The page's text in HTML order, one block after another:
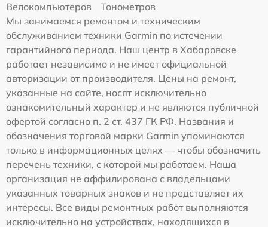
Велокомпьютеров
Тонометров
Мы занимаемся ремонтом и техническим
обслуживанием техники Garmin по истечении
гарантийного периода. Наш центр в Хабаровске
работает независимо и не имеет официальной
авторизации от производителя. Цены на ремонт,
указанные на сайте, носят исключительно
ознакомительный характер и не являются публичной
офертой согласно п. 2 ст. 437 ГК РФ. Названия и
обозначения торговой марки Garmin упоминаются
только в информационных целях — чтобы обозначить
перечень техники, с которой мы работаем. Наша
организация не аффилирована с владельцами
указанных товарных знаков и не представляет их
интересы. Все виды ремонтных работ выполняются
исключительно на устройствах, находящихся в